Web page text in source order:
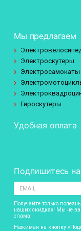
Мы предлагаем
Электроскутеры
Электросамокаты
Гироскутеры
Удобная оплата
Подпишитесь
Получайте только
наших скидках! Мы не
спама!
Нажимая на кнопку